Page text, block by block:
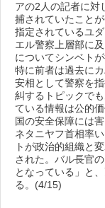
アの2人の記者に対
捕されていたこと
指定されているユ
エル警察上層部に
についてシンベト
特に前者は過去に
安相として警察を
糾するトピックで
ている情報は公的
国の安全保障には
ネタニヤフ首相率
トが政治的組織と
された。バル長官
となっている」と
る。(4/15)